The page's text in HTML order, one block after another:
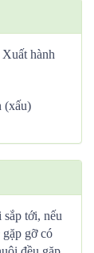
hành
(xấu)
tới, nếu
gỡ có